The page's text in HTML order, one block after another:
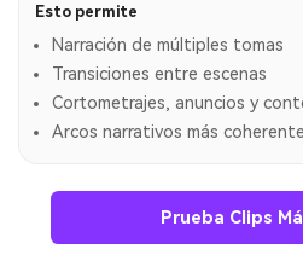
Esto permite
Narración de múltiples tomas
Transiciones entre escenas
Cortometrajes, anuncios y
Arcos narrativos más
Prueba Clips